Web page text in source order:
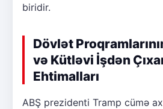
biridir.
Dövlət
və Kütləvi İşdən
Ehtimalları
ABŞ prezidenti Tramp cümə